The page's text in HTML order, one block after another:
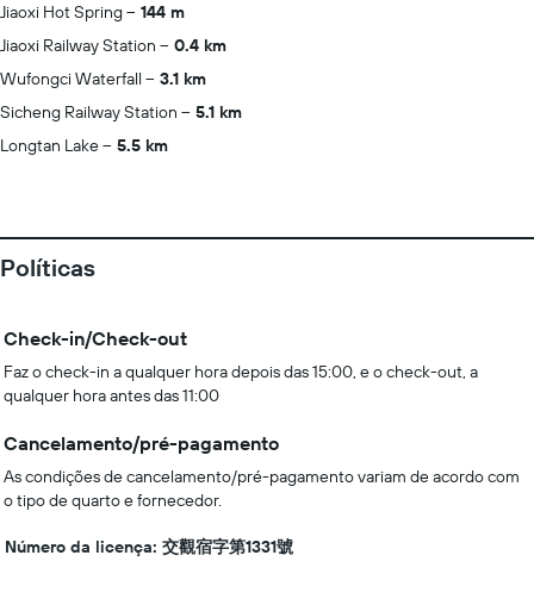
Jiaoxi Hot Spring
144 m
Jiaoxi Railway Station
0.4 km
Wufongci Waterfall
3.1 km
Sicheng Railway Station
5.1 km
Longtan Lake
5.5 km
Políticas
Check-in/Check-out
Faz o check-in a qualquer hora depois das 15:00, e o check-out, a
qualquer hora antes das 11:00
Cancelamento/pré-pagamento
As condições de cancelamento/pré-pagamento variam de acordo com
o tipo de quarto e fornecedor.
Número da licença: 交觀宿字第1331號